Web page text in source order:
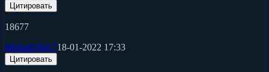
Цитировать
18677
Misha01841718-01-2022 17:33
Цитировать